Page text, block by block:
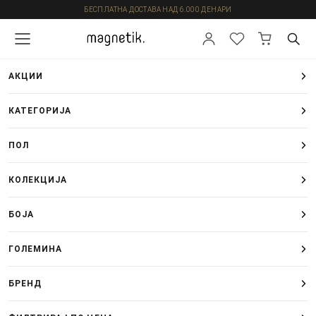
БЕСПЛАТНА ДОСТАВА НАД 6.000 ДЕНАРИ
АКЦИИ
КАТЕГОРИЈА
ПОЛ
КОЛЕКЦИЈА
БОЈА
ГОЛЕМИНА
БРЕНД